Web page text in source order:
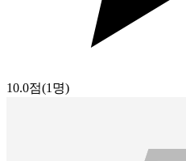
10.0점(1명)